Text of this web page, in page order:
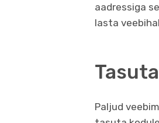
aadressiga
lasta
Paljud